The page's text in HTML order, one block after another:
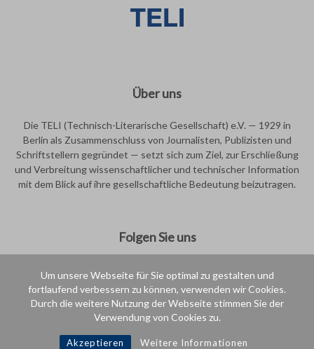
Um unsere Webseite für Sie optimal zu gestalten und
fortlaufend verbessern zu können, verwenden wir Cookies.
Durch die weitere Nutzung der Webseite stimmen Sie der
Verwendung von Cookies zu.
Akzeptieren Weitere Informationen
Über uns
Die TELI (Technisch-Literarische Gesellschaft) e.V. — 1929 in
Berlin als Zusammenschluss von Journalisten, Publizisten und
Schriftstellern gegründet — setzt sich zum Ziel, zur Erschließung
und Verbreitung wissenschaftlicher und technischer Information
mit dem Blick auf ihre gesellschaftliche Bedeutung beizutragen.
Folgen Sie uns